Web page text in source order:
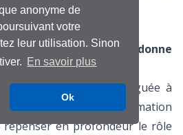
anonyme de
votre
leur utilisation. Sinon
En savoir plus
Ok
& Datascience abandonne
aveugle
académique conjuguée à
précédent de la transformation
en profondeur le rôle